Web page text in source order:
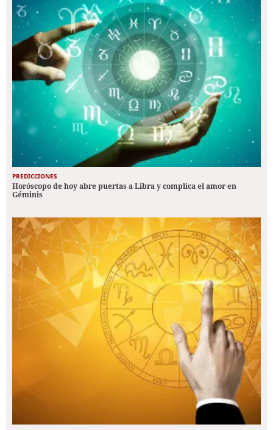
PREDICCIONES
Horóscopo de hoy abre puertas a Libra y complica el amor en
Géminis